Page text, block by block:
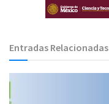
Entradas Relacionadas